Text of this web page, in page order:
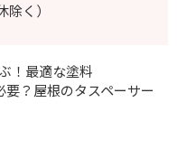
く）
！最適な塗料
要？屋根のタスペーサー